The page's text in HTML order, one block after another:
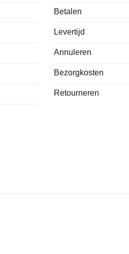
Betalen
Levertijd
Annuleren
Bezorgkosten
Retourneren